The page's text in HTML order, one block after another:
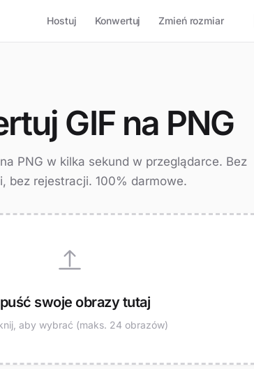
Hostuj Konwertuj Zmień rozmiar
GIF na PNG
PNG w kilka sekund w przeglądarce. Bez
bez rejestracji. 100% darmowe.
swoje obrazy tutaj
aby wybrać (maks. 24 obrazów)